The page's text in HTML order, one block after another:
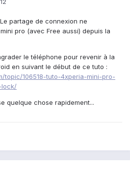
partage de connexion ne
pro (avec Free aussi) depuis la
le téléphone pour revenir à la
en suivant le début de ce tuto :
topic/106518-tuto-4xperia-mini-pro-
lock/
quelque chose rapidement...